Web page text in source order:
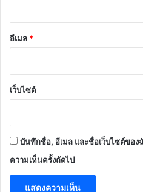
อีเมล *
เว็บไซต์
บันทึกชื่อ, อีเมล และชื่อเว็บไซต์ของ
ความเห็นครั้งถัดไป